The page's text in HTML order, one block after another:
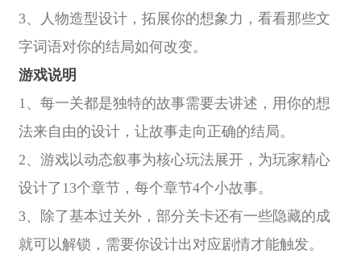
3、人物造型设计，拓展你的想象力，看看那些文
字词语对你的结局如何改变。
游戏说明
1、每一关都是独特的故事需要去讲述，用你的想
法来自由的设计，让故事走向正确的结局。
2、游戏以动态叙事为核心玩法展开，为玩家精心
设计了13个章节，每个章节4个小故事。
3、除了基本过关外，部分关卡还有一些隐藏的成
就可以解锁，需要你设计出对应剧情才能触发。